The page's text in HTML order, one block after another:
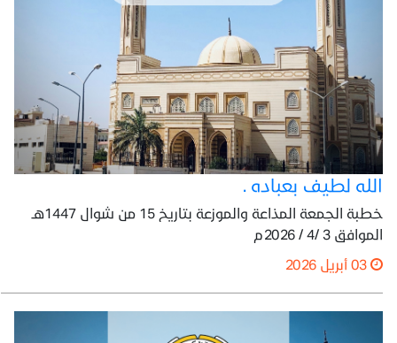
الله لطيف بعباده .
خطبة الجمعة المذاعة والموزعة بتاريخ 15 من شوال 1447هـ
الموافق 3 /4 / 2026م